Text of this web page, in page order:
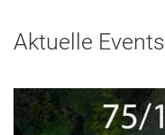
Aktuelle Events